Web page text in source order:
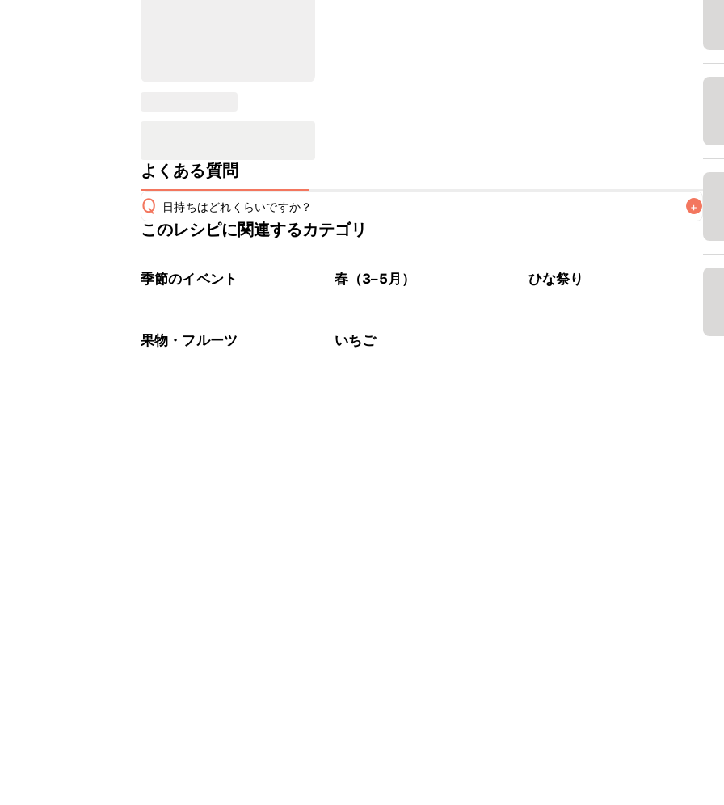
よくある質問
Q 日持ちはどれくらいですか？ +
保存期間は冷蔵で当日中が目安です。なるべくお早めにお召し上がりください。
※日持ちは目安です。
このレシピに関連するカテゴリ
季節のイベント 春（3–5月） ひな祭り
果物・フルーツ いちご